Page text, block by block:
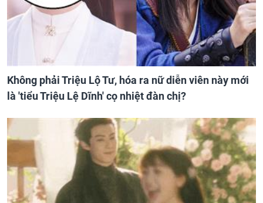
Không phải Triệu Lộ Tư, hóa ra nữ diễn viên này mới
là 'tiểu Triệu Lệ Dĩnh' cọ nhiệt đàn chị?